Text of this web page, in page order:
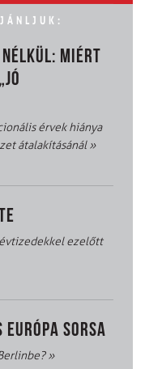
MIÉRT
érvek hiánya
átalakításánál»
ezelőtt
SORSA
»